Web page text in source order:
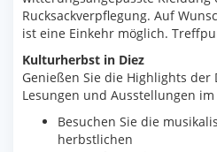
Rucksackverpflegung. Auf
ist eine Einkehr möglich.
Kulturherbst in Diez
Genießen Sie die Highlights der
Lesungen und Ausstellungen
Besuchen Sie die
herbstlichen